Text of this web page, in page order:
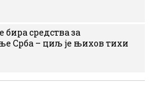
средства за
Срба – циљ је њихов тихи